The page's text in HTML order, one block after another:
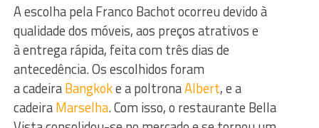
A escolha pela Franco Bachot ocorreu devido à
qualidade dos móveis, aos preços atrativos e
à entrega rápida, feita com três dias de
antecedência. Os escolhidos foram
a cadeiraBangkoke a poltronaAlbert, e a
cadeiraMarselha. Com isso, o restaurante Bella